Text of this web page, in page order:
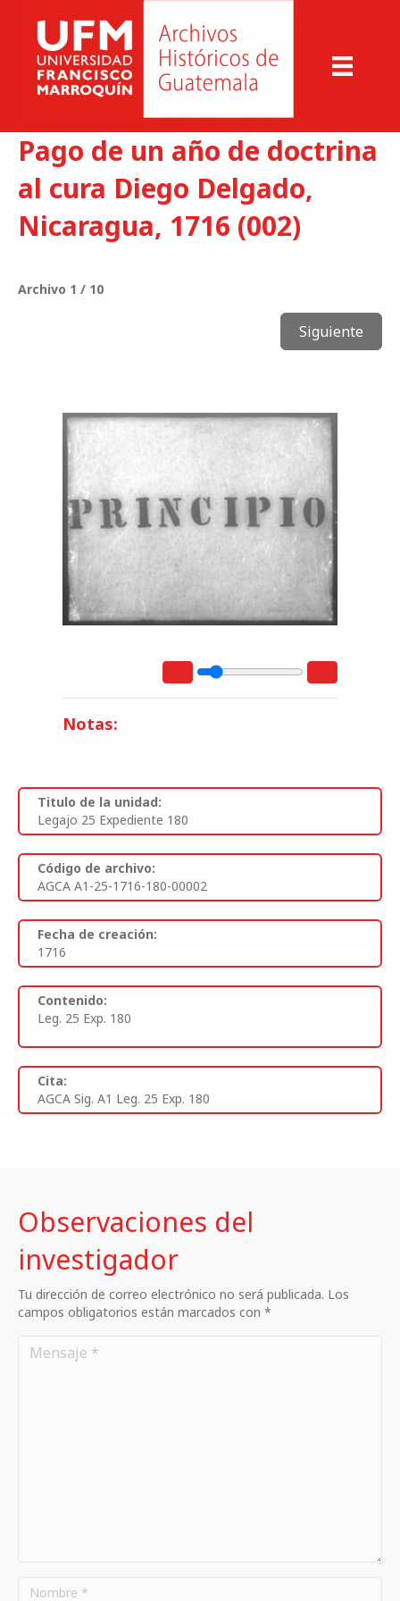
Pago de un año de doctrina
al cura Diego Delgado,
Nicaragua, 1716 (002)
Archivo 1 / 10
Siguiente
Notas:
Titulo de la unidad:
Legajo 25 Expediente 180
Código de archivo:
AGCA A1-25-1716-180-00002
Fecha de creación:
1716
Contenido:
Leg. 25 Exp. 180
Cita:
AGCA Sig. A1 Leg. 25 Exp. 180
Observaciones del
investigador
Tu dirección de correo electrónico no será publicada. Los
campos obligatorios están marcados con *